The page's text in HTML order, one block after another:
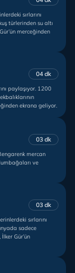
sırlarını
türlerinden su altı
merceğinden
04 dk
paylaşıyor. 1200
ekrana geliyor.
03 dk
mercan
ve
03 dk
sırlarını
sadece
Gür’ün